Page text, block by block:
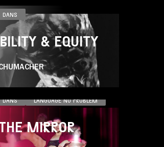
DANS
& EQUITY
DANS LANGUAGE NO PROBLEM
MIRROR